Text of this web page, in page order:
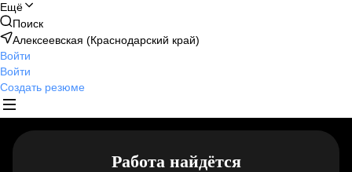
Ещё
Поиск
Алексеевская (Краснодарский край)
Войти
Войти
Создать резюме
Работа найдётся